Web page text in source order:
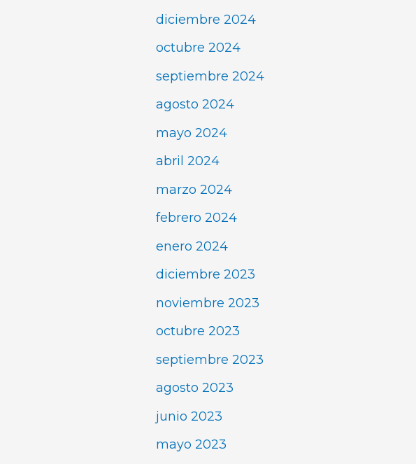
diciembre 2024
octubre 2024
septiembre 2024
agosto 2024
mayo 2024
abril 2024
marzo 2024
febrero 2024
enero 2024
diciembre 2023
noviembre 2023
octubre 2023
septiembre 2023
agosto 2023
junio 2023
mayo 2023